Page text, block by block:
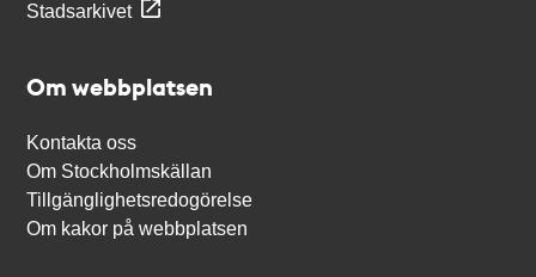
Stadsarkivet
Om webbplatsen
Kontakta oss
Om Stockholmskällan
Tillgänglighetsredogörelse
Om kakor på webbplatsen